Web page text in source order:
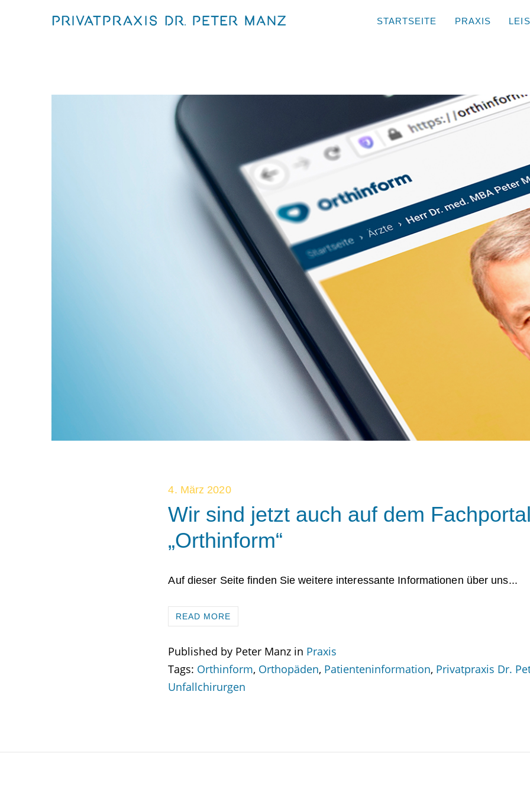
STARTSEITE PRAXIS
4. März 2020
Wir sind jetzt auch auf dem
„Orthinform“
Auf dieser Seite finden Sie weitere interessante Informationen über uns...
READ MORE
Published by Peter Manz in Praxis
Tags: Orthinform, Orthopäden, Patienteninformation, Privatpraxis Dr.
Unfallchirurgen